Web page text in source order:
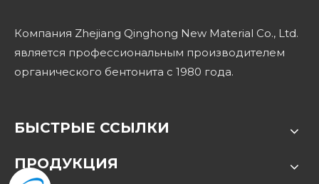
Компания Zhejiang Qinghong New Material Co., Ltd.
является профессиональным производителем
органического бентонита с 1980 года.
БЫСТРЫЕ ССЫЛКИ
ПРОДУКЦИЯ